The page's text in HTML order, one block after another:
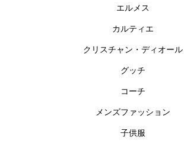
エルメス
カルティエ
クリスチャン・ディオール
グッチ
コーチ
メンズファッション
子供服